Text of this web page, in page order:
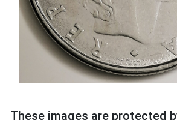
These images are protected